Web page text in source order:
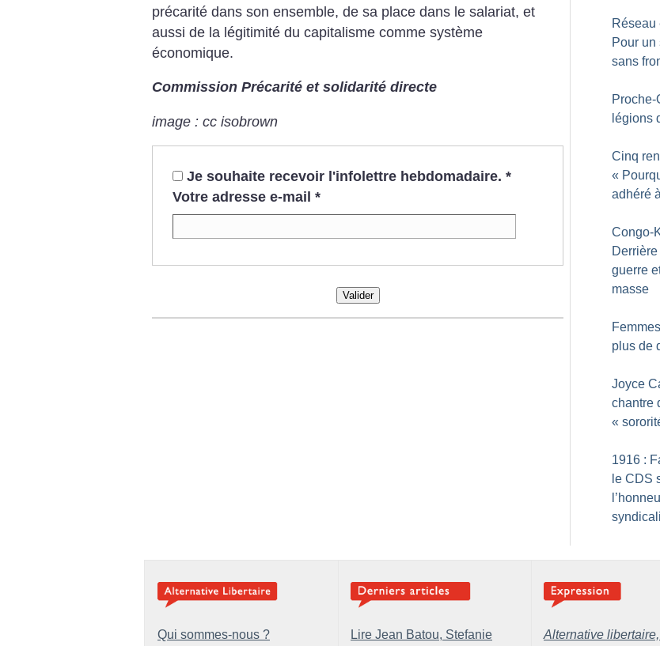
précarité dans son ensemble, de sa place dans le salariat, et
aussi de la légitimité du capitalisme comme système
économique.
Commission Précarité et solidarité directe
image : cc isobrown
Je souhaite recevoir l'infolettre hebdomadaire. *
Votre adresse e-mail *
Valider
Réseau
Pour
sans
Proche-
légions
Cinq
«
adhéré
Congo-
guerre
masse
plus de
Joyce
chantre
«
1916 :
le CDS
Qui sommes-nous ?
Lire Jean Batou, Stefanie
Alternative libertaire,